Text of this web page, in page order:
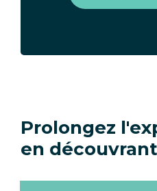
Prolongez
en